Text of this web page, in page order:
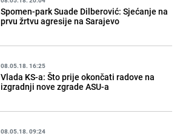
Spomen-park Suade Dilberović: Sjećanje na
prvu žrtvu agresije na Sarajevo
08.05.18. 16:25
Vlada KS-a: Što prije okončati radove na
izgradnji nove zgrade ASU-a
08.05.18. 09:24